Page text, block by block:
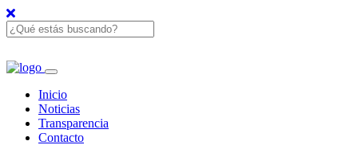
Inicio
Noticias
Transparencia
Contacto